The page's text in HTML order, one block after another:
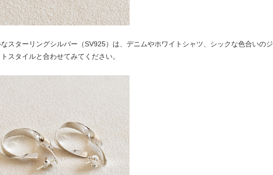
スターリングシルバー（SV925）は、デニムやホワイトシャツ、シックな色合いのジ
スタイルと合わせてみてください。